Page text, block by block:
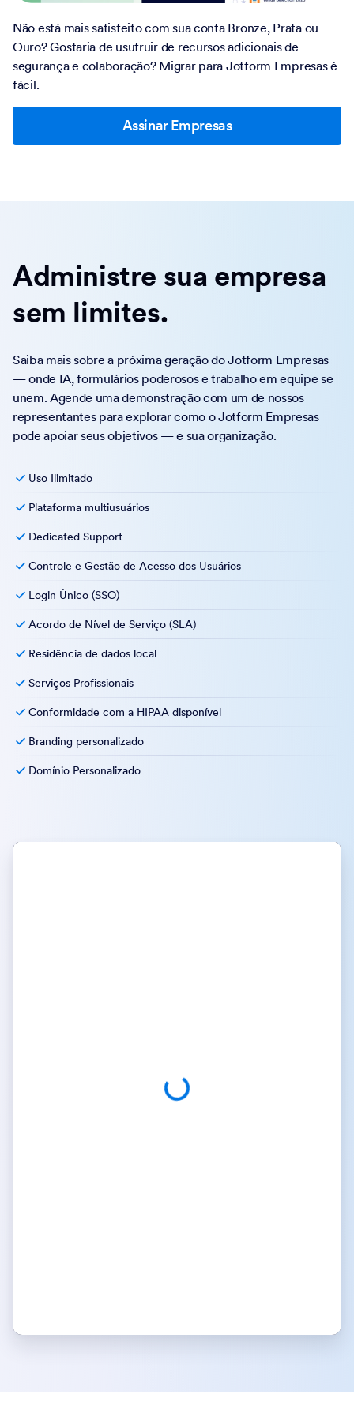
Não está mais satisfeito com sua conta Bronze, Prata ou
Ouro? Gostaria de usufruir de recursos adicionais de
segurança e colaboração? Migrar para Jotform Empresas é
fácil.
Assinar Empresas
Administre sua empresa
sem limites.
Saiba mais sobre a próxima geração do Jotform Empresas
— onde IA, formulários poderosos e trabalho em equipe se
unem. Agende uma demonstração com um de nossos
representantes para explorar como o Jotform Empresas
pode apoiar seus objetivos — e sua organização.
Uso Ilimitado
Plataforma multiusuários
Dedicated Support
Controle e Gestão de Acesso dos Usuários
Login Único (SSO)
Acordo de Nível de Serviço (SLA)
Residência de dados local
Serviços Profissionais
Conformidade com a HIPAA disponível
Branding personalizado
Domínio Personalizado